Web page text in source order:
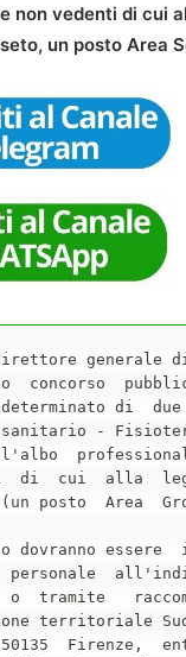
non vedenti di cui
un posto Area
generale
concorso
di
-
di  cui  alla
posto  Area
dovranno essere
personale
tramite
territoriale
Firenze,